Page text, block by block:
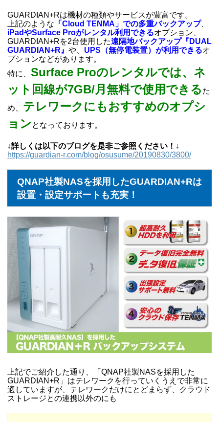
GUARDIAN+Rは機材の種類やサービスが豊富です。
上記のような 「Cloud TENMA」での多重バックアップ、
iPadやSurface Proがレンタル利用できるオプション、
GUARDIAN+Rを2台使用した遠隔地バックアップ『DUAL
GUARDIAN+R』 や、 UPS（無停電装置）が利用できるオ
プションなどがあります。
特に、 Surface Proのレンタルでは、ネ
ット回線が7GB/月無料で使用できる た
め、 テレワークにもおすすめのオプシ
ョン となっております。
↓詳しくは以下のブログを是非ご参照ください！↓
https://guardian-r.com/blog/osusume/20190830/3800/
QNAP社製NASを採用したGUARDIAN+Rは
設置・設定サポートも充実！
上記でご紹介した通り、「QNAP社製NASを採用した
GUARDIAN+R」はテレワークを行っていくうえで非常に
適していますが、テレワークだけにとどまらず、クラウド
ストレージとの連携以外のにも